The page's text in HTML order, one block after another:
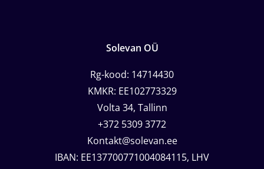
Solevan OÜ
Rg-kood: 14714430
KMKR: EE102773329
Volta 34, Tallinn
+372 5309 3772
Kontakt@solevan.ee
IBAN: EE137700771004084115, LHV